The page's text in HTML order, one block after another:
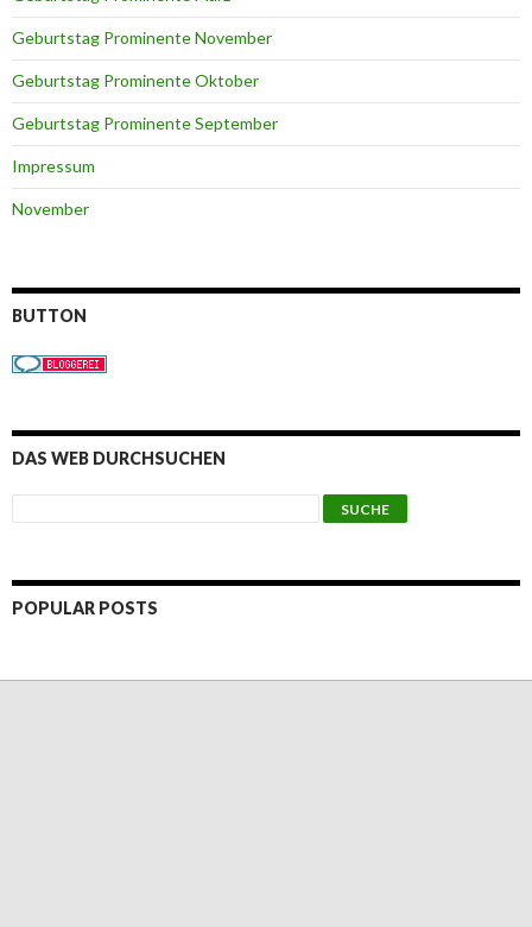
Geburtstag Prominente November
Geburtstag Prominente Oktober
Geburtstag Prominente September
Impressum
November
BUTTON
DAS WEB DURCHSUCHEN
POPULAR POSTS